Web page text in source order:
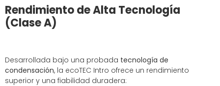
Rendimiento de Alta Tecnología
(Clase A)
Desarrollada bajo una probada tecnología de
condensación, la ecoTEC Intro ofrece un rendimiento
superior y una fiabilidad duradera: